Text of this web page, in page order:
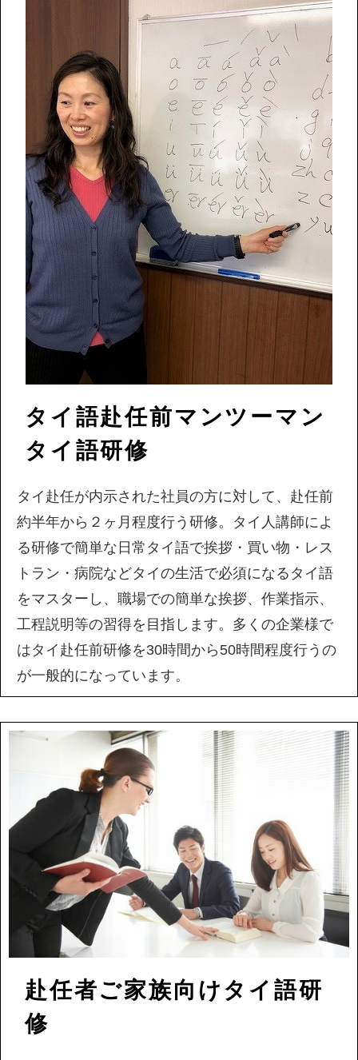
タイ語赴任前マンツーマン
タイ語研修
タイ赴任が内示された社員の方に対して、赴任前
約半年から２ヶ月程度行う研修。タイ人講師によ
る研修で簡単な日常タイ語で挨拶・買い物・レス
トラン・病院などタイの生活で必須になるタイ語
をマスターし、職場での簡単な挨拶、作業指示、
工程説明等の習得を目指します。多くの企業様で
はタイ赴任前研修を30時間から50時間程度行うの
が一般的になっています。
赴任者ご家族向けタイ語研
修